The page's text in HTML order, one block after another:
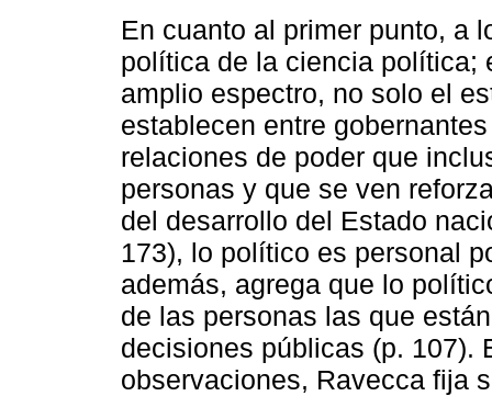
En cuanto al primer punto, a
política de la ciencia política;
amplio espectro, no solo el
establecen entre
relaciones de poder que
personas y que se ven
del desarrollo del Estado
173), lo político es personal
además, agrega que lo
de las personas las que
decisiones públicas (p. 107).
observaciones, Ravecca fija